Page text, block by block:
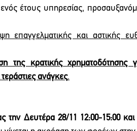
έτους υπηρεσίας,
επαγγελματικής και αστικής
της κρατικής
ανάγκες.
την Δευτέρα 28/11 12:00-15:00